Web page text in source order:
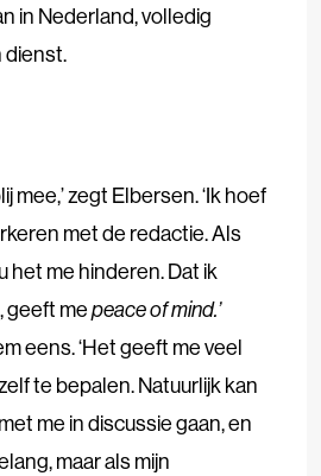
in Nederland, volledig
dienst.
mee,’ zegt Elbersen. ‘Ik hoef
met de redactie. Als
het me hinderen. Dat ik
geeft mepeace of mind.’
eens. ‘Het geeft me veel
te bepalen. Natuurlijk kan
me in discussie gaan, en
maar als mijn